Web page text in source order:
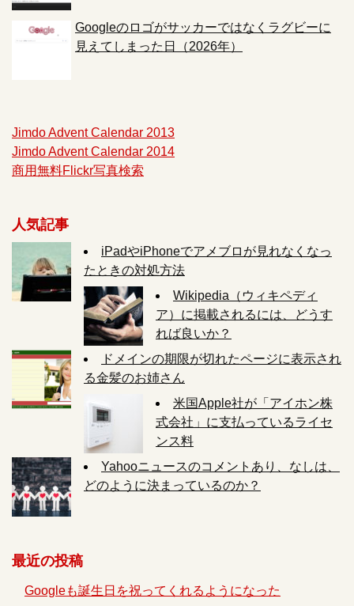
Googleのロゴがサッカーではなくラグビーに
見えてしまった日（2026年）
Jimdo Advent Calendar 2013
Jimdo Advent Calendar 2014
商用無料Flickr写真検索
人気記事
iPadやiPhoneでアメブロが見れなくなっ
たときの対処方法
Wikipedia（ウィキペディ
ア）に掲載されるには、どうす
れば良いか？
ドメインの期限が切れたページに表示され
る金髪のお姉さん
米国Apple社が「アイホン株
式会社」に支払っているライセ
ンス料
Yahooニュースのコメントあり、なしは、
どのように決まっているのか？
最近の投稿
Googleも誕生日を祝ってくれるようになった